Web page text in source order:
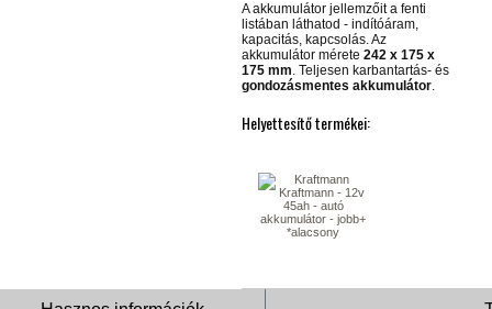
A akkumulátor jellemzőit a fenti
listában láthatod - indítóáram,
kapacitás, kapcsolás. Az
akkumulátor mérete 242 x 175 x
175 mm. Teljesen karbantartás- és
gondozásmentes akkumulátor.
Helyettesítő termékei: